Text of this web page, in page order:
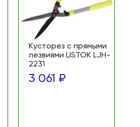
Кусторез с прямыми
лезвиями LISTOK LJH-
2231
3 061 ₽